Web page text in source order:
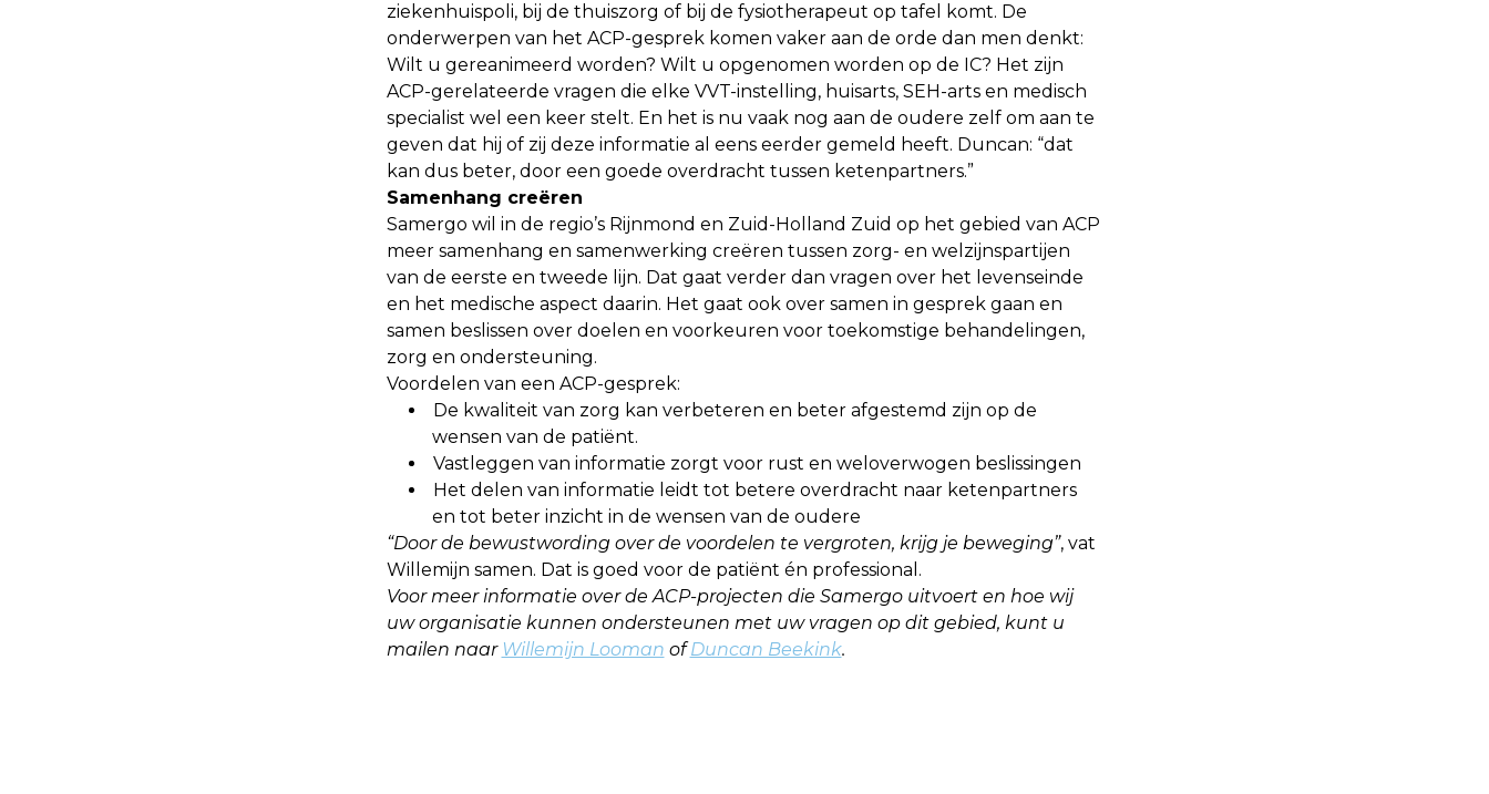
ziekenhuispoli, bij de thuiszorg of bij de fysiotherapeut op tafel komt. De
onderwerpen van het ACP-gesprek komen vaker aan de orde dan men denkt:
Wilt u gereanimeerd worden? Wilt u opgenomen worden op de IC? Het zijn
ACP-gerelateerde vragen die elke VVT-instelling, huisarts, SEH-arts en medisch
specialist wel een keer stelt. En het is nu vaak nog aan de oudere zelf om aan te
geven dat hij of zij deze informatie al eens eerder gemeld heeft. Duncan: “dat
kan dus beter, door een goede overdracht tussen ketenpartners.”
Samenhang creëren
Samergo wil in de regio’s Rijnmond en Zuid-Holland Zuid op het gebied van ACP
meer samenhang en samenwerking creëren tussen zorg- en welzijnspartijen
van de eerste en tweede lijn. Dat gaat verder dan vragen over het levenseinde
en het medische aspect daarin. Het gaat ook over samen in gesprek gaan en
samen beslissen over doelen en voorkeuren voor toekomstige behandelingen,
zorg en ondersteuning.
Voordelen van een ACP-gesprek:
De kwaliteit van zorg kan verbeteren en beter afgestemd zijn op de
wensen van de patiënt.
Vastleggen van informatie zorgt voor rust en weloverwogen beslissingen
Het delen van informatie leidt tot betere overdracht naar ketenpartners
en tot beter inzicht in de wensen van de oudere
“Door de bewustwording over de voordelen te vergroten, krijg je beweging”, vat
Willemijn samen. Dat is goed voor de patiënt én professional.
Voor meer informatie over de ACP-projecten die Samergo uitvoert en hoe wij
uw organisatie kunnen ondersteunen met uw vragen op dit gebied, kunt u
mailen naar Willemijn Looman ofDuncan Beekink.